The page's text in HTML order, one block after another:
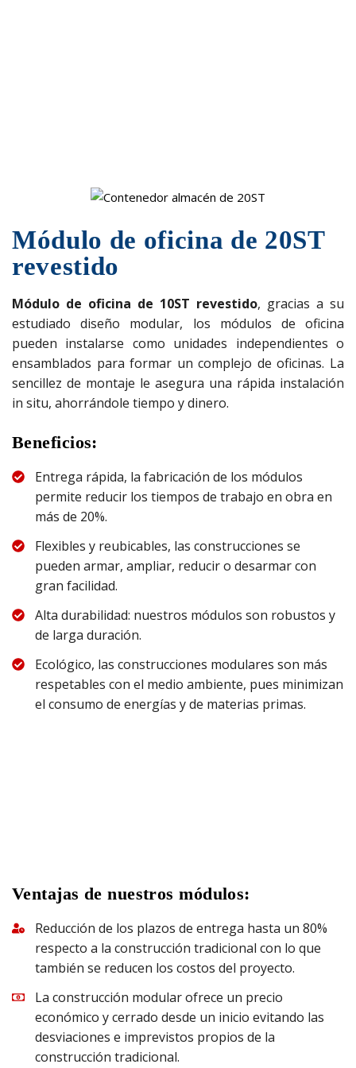
Módulo de oficina de 20ST
revestido
Módulo de oficina de 10ST revestido, gracias a su
estudiado diseño modular, los módulos de oficina
pueden instalarse como unidades independientes o
ensamblados para formar un complejo de oficinas. La
sencillez de montaje le asegura una rápida instalación
in situ, ahorrándole tiempo y dinero.
Beneficios:
Entrega rápida, la fabricación de los módulos
permite reducir los tiempos de trabajo en obra en
más de 20%.
Flexibles y reubicables, las construcciones se
pueden armar, ampliar, reducir o desarmar con
gran facilidad.
Alta durabilidad: nuestros módulos son robustos y
de larga duración.
Ecológico, las construcciones modulares son más
respetables con el medio ambiente, pues minimizan
el consumo de energías y de materias primas.
Ventajas de nuestros módulos:
Reducción de los plazos de entrega hasta un 80%
respecto a la construcción tradicional con lo que
también se reducen los costos del proyecto.
La construcción modular ofrece un precio
económico y cerrado desde un inicio evitando las
desviaciones e imprevistos propios de la
construcción tradicional.